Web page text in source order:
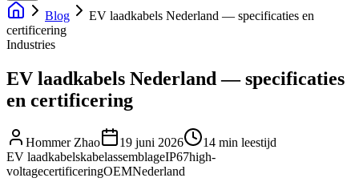
Blog
EV laadkabels Nederland — specificaties en
certificering
Industries
EV laadkabels Nederland — specificaties
en certificering
Hommer Zhao 19 juni 2026 14 min leestijd
EV laadkabelskabelassemblageIP67high-
voltagecertificeringOEMNederland